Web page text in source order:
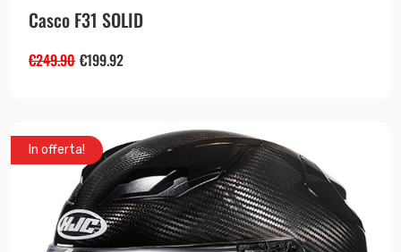
Casco F31 SOLID
€249.90 €199.92
In offerta!